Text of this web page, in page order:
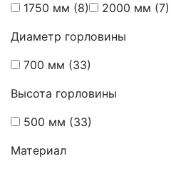
1750 мм (8) 2000 мм (7)
Диаметр горловины
700 мм (33)
Высота горловины
500 мм (33)
Материал